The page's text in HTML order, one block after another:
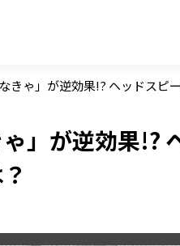
きゃ」が逆効果!? ヘッドスピ
ゃ」が逆効果!?